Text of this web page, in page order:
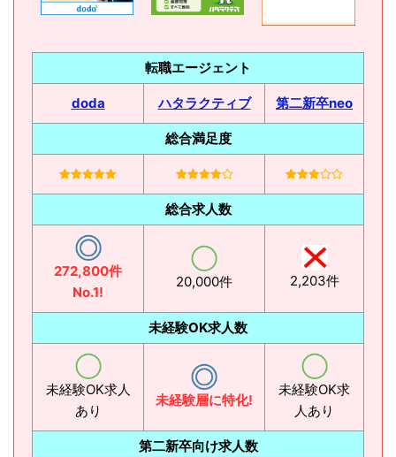
転職エージェント
doda ハタラクティブ 第二新卒neo
総合満足度
総合求人数
272,800件
No.1!
20,000件 2,203件
未経験OK求人数
未経験OK求人
あり
未経験層に特化!
未経験OK求
人あり
第二新卒向け求人数